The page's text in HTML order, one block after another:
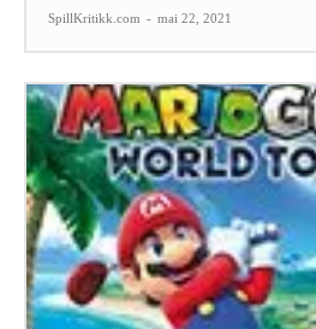
SpillKritikk.com - mai 22, 2021